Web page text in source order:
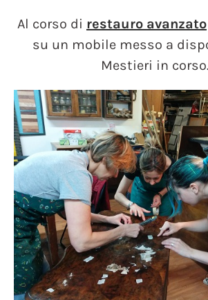
Al corso di restauro avanzato
su un mobile messo a
Mestieri in corso.